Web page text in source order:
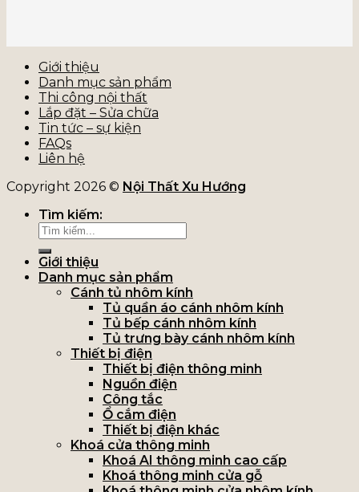
Giới thiệu
Danh mục sản phẩm
Thi công nội thất
Lắp đặt – Sửa chữa
Tin tức – sự kiện
FAQs
Liên hệ
Copyright 2026 © Nội Thất Xu Hướng
Tìm kiếm:
Giới thiệu
Danh mục sản phẩm
Cánh tủ nhôm kính
Tủ quần áo cánh nhôm kính
Tủ bếp cánh nhôm kính
Tủ trưng bày cánh nhôm kính
Thiết bị điện
Thiết bị điện thông minh
Nguồn điện
Công tắc
Ổ cắm điện
Thiết bị điện khác
Khoá cửa thông minh
Khoá AI thông minh cao cấp
Khoá thông minh cửa gỗ